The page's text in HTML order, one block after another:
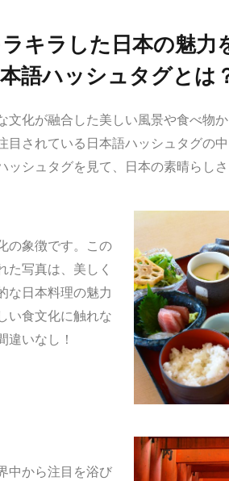
キラした日本の魅力
語ハッシュタグとは
文化が融合した美しい風景や食べ物
目されている日本語ハッシュタグの
ッシュタグを見て、日本の素晴らし
の象徴です。この
た写真は、美しく
な日本料理の魅力
い食文化に触れな
違いなし！
中から注目を浴び